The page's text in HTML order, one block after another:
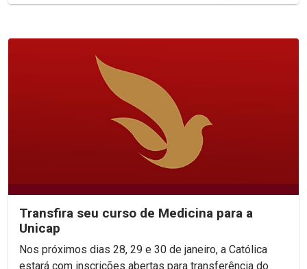
Transfira seu curso de Medicina para a
Unicap
Nos próximos dias 28, 29 e 30 de janeiro, a Católica
estará com inscrições abertas para transferência do